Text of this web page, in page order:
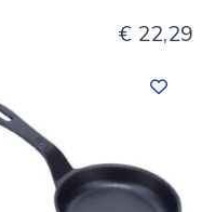
€ 22,29